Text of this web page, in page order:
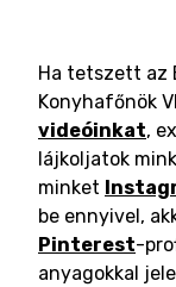
Ha tetszett az
Konyhafőnök
videóinkat,
lájkoljatok
minket
be ennyivel,
Pinterest-
anyagokkal